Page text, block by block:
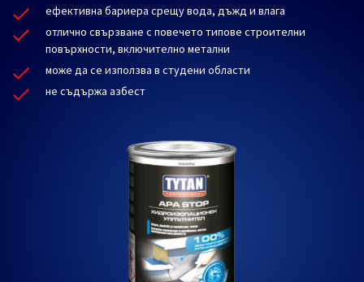
ефективна бариера срещу вода, дъжд и влага
отлично свързване с повечето типове строителни
повърхности, включително метални
може да се използва в студени области
не съдържа азбест